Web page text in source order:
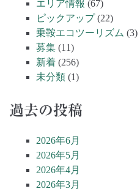
エリア情報 (67)
ピックアップ(22)
乗鞍エコツーリズム (3)
募集 (11)
新着 (256)
未分類 (1)
過去の投稿
2026年6月
2026年5月
2026年4月
2026年3月